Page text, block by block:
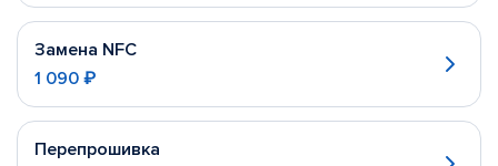
Замена NFC
1 090 ₽
Перепрошивка